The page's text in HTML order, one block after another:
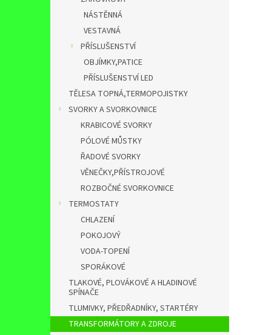
NÁSTĚNNÁ
VESTAVNÁ
PŘÍSLUŠENSTVÍ
OBJÍMKY,PATICE
PŘÍSLUŠENSTVÍ LED
TĚLESA TOPNÁ,TERMOPOJISTKY
SVORKY A SVORKOVNICE
KRABICOVÉ SVORKY
PÓLOVÉ MŮSTKY
ŘADOVÉ SVORKY
VĚNEČKY,PŘÍSTROJOVÉ
ROZBOČNÉ SVORKOVNICE
TERMOSTATY
CHLAZENÍ
POKOJOVÝ
VODA-TOPENÍ
SPORÁKOVÉ
TLAKOVÉ, PLOVÁKOVÉ A HLADINOVÉ
SPÍNAČE
TLUMIVKY, PŘEDŘADNÍKY, STARTÉRY
TRANSFORMÁTORY A ZDROJE